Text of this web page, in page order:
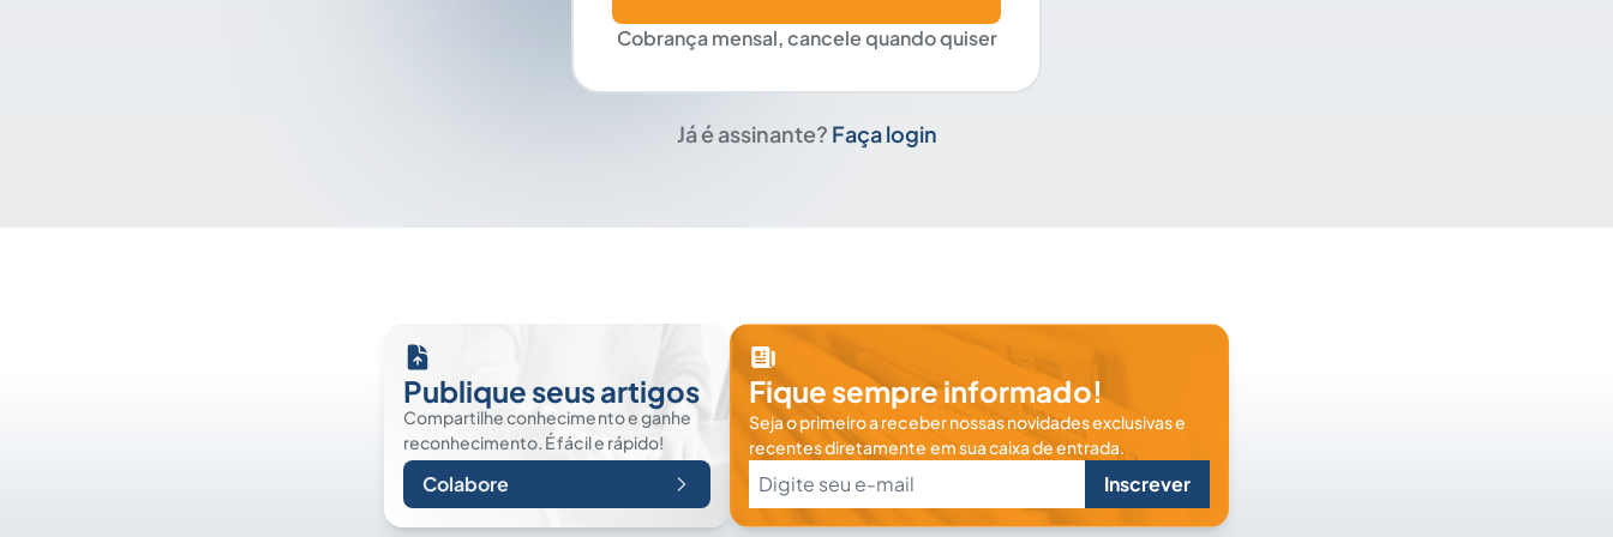
Cobrança mensal, cancele quando quiser
Já é assinante? Faça login
Publique seus artigos
Compartilhe conhecimento e ganhe
reconhecimento. É fácil e rápido!
Colabore
Fique sempre informado!
Seja o primeiro a receber nossas novidades exclusivas e
recentes diretamente em sua caixa de entrada.
Inscrever